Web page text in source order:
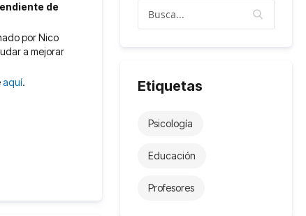
de
por Nico
a mejorar
aquí. Etiquetas
Psicología
Educación
Profesores